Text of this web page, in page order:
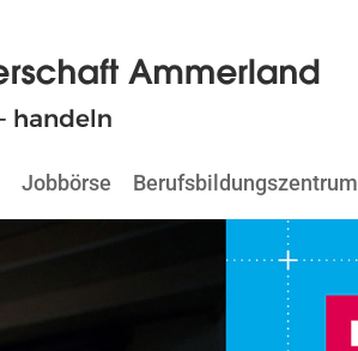
Jobbörse Berufsbildungszentrum